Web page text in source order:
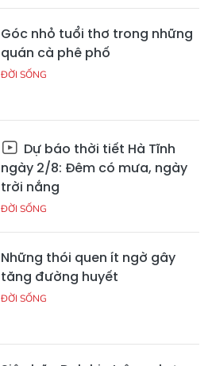
Góc nhỏ tuổi thơ trong những
quán cà phê phố
ĐỜI SỐNG
Dự báo thời tiết Hà Tĩnh
ngày 2/8: Đêm có mưa, ngày
trời nắng
ĐỜI SỐNG
Những thói quen ít ngờ gây
tăng đường huyết
ĐỜI SỐNG